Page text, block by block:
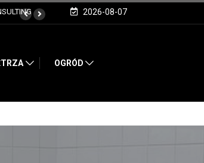
2026-08-07
OGRÓD